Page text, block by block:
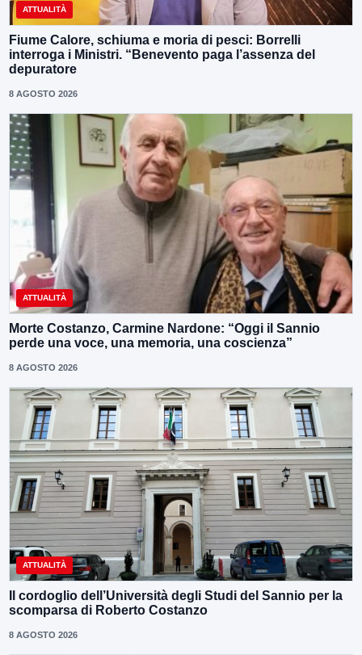
ATTUALITÀ
Fiume Calore, schiuma e moria di pesci: Borrelli
interroga i Ministri. “Benevento paga l’assenza del
depuratore
8 AGOSTO 2026
ATTUALITÀ
Morte Costanzo, Carmine Nardone: “Oggi il Sannio
perde una voce, una memoria, una coscienza”
8 AGOSTO 2026
ATTUALITÀ
Il cordoglio dell’Università degli Studi del Sannio per la
scomparsa di Roberto Costanzo
8 AGOSTO 2026